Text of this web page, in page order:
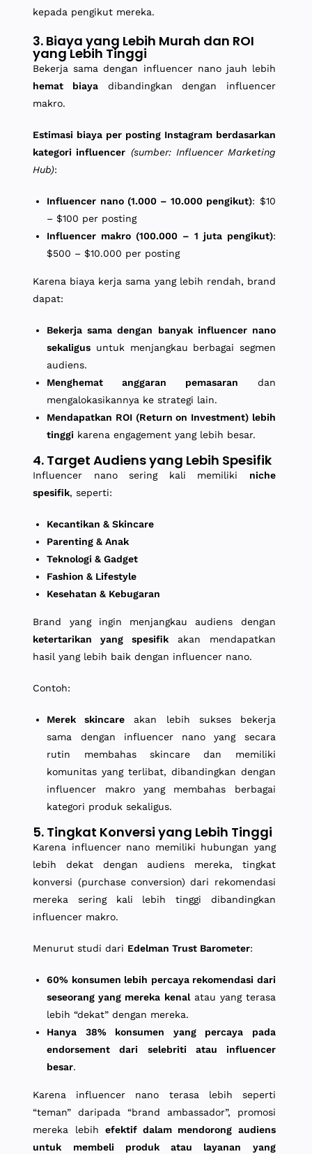
kepada pengikut mereka.
3. Biaya yang Lebih Murah dan ROI
yang Lebih Tinggi
Bekerja sama dengan influencer nano jauh lebih
hemat biayadibandingkan dengan influencer
makro.
Estimasi biaya per posting Instagram berdasarkan
kategori influencer (sumber: Influencer Marketing
Hub):
Influencer nano (1.000 – 10.000 pengikut): $10
– $100 per posting
Influencer makro (100.000 – 1 juta pengikut):
$500 – $10.000 per posting
Karena biaya kerja sama yang lebih rendah, brand
dapat:
Bekerja sama dengan banyak influencer nano
sekaligus untuk menjangkau berbagai segmen
audiens.
Menghemat anggaran pemasaran dan
mengalokasikannya ke strategi lain.
Mendapatkan ROI (Return on Investment) lebih
tinggi karena engagement yang lebih besar.
4. Target Audiens yang Lebih Spesifik
Influencer nano sering kali memiliki niche
spesifik, seperti:
Kecantikan & Skincare
Parenting & Anak
Teknologi & Gadget
Fashion & Lifestyle
Kesehatan & Kebugaran
Brand yang ingin menjangkau audiens dengan
ketertarikan yang spesifik akan mendapatkan
hasil yang lebih baik dengan influencer nano.
Contoh:
Merek skincare akan lebih sukses bekerja
sama dengan influencer nano yang secara
rutin membahas skincare dan memiliki
komunitas yang terlibat, dibandingkan dengan
influencer makro yang membahas berbagai
kategori produk sekaligus.
5. Tingkat Konversi yang Lebih Tinggi
Karena influencer nano memiliki hubungan yang
lebih dekat dengan audiens mereka, tingkat
konversi (purchase conversion) dari rekomendasi
mereka sering kali lebih tinggi dibandingkan
influencer makro.
Menurut studi dari Edelman Trust Barometer:
60% konsumen lebih percaya rekomendasi dari
seseorang yang mereka kenalatau yang terasa
lebih “dekat” dengan mereka.
Hanya 38% konsumen yang percaya pada
endorsement dari selebriti atau influencer
besar.
Karena influencer nano terasa lebih seperti
“teman” daripada “brand ambassador”, promosi
mereka lebih efektif dalam mendorong audiens
untuk membeli produk atau layanan yang